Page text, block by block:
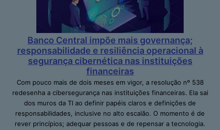
Banco Central impõe mais governança;
responsabilidade e resiliência operacional à
segurança cibernética nas instituições
financeiras
Com pouco mais de dois meses em vigor, a resolução nº 538
redesenha a cibersegurança nas instituições financeiras. Ela sai
dos muros da TI ao definir papéis claros e definições de
responsabilidades, inclusive no alto escalão. O momento é de
rever princípios; adequar pessoas e de repensar a tecnologia.